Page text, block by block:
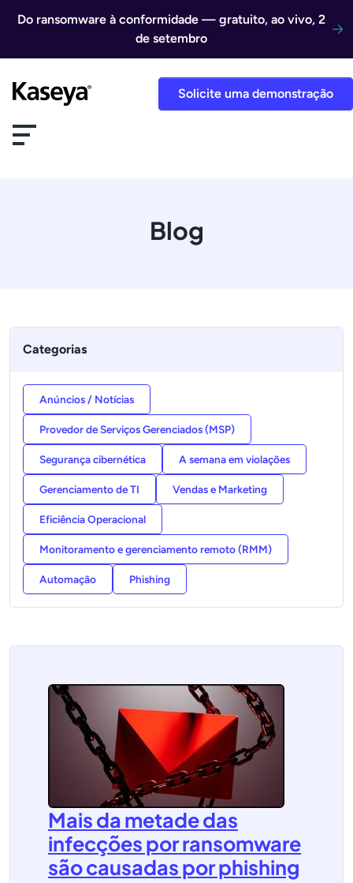
Do ransomware à conformidade — gratuito, ao vivo, 2
de setembro
Solicite uma demonstração
Blog
Categorias
Anúncios / Notícias
Provedor de Serviços Gerenciados (MSP)
Segurança cibernética A semana em violações
Gerenciamento de TI Vendas e Marketing
Eficiência Operacional
Monitoramento e gerenciamento remoto (RMM)
Automação Phishing
Mais da metade das
infecções por ransomware
são causadas por phishing